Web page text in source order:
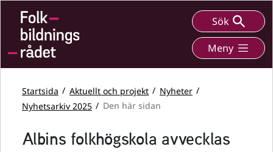
Sök
Meny
Startsida Aktuellt och projekt
Nyheter
Nyhetsarkiv 2025
Den här sidan
Albins folkhögskola avvecklas